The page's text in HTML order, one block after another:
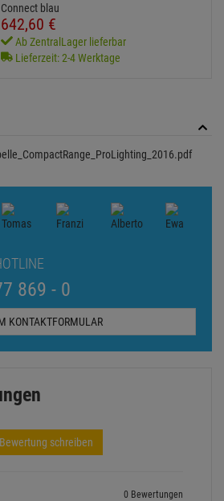
Connect blau
642,60 €
Ab ZentralLager lieferbar
Lieferzeit: 2-4 Werktage
869 - 0
KONTAKTFORMULAR
schreiben
0 Bewertungen